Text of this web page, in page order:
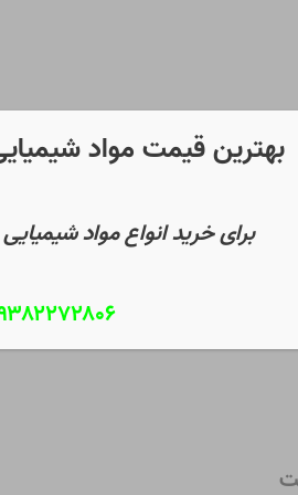
| سیستم های
بهترین قیمت مواد
برای خرید انواع مواد